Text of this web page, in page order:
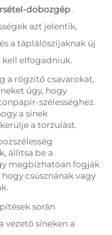
dobozgép .
azt jelentik,
a táplálószíjaknak új
elfogadniuk.
a rögzítő csavarokat,
úgy, hogy
szélességhez.
a sínek
a torzulást.
állítsa be a
megbízhatóan fogják
csúsznának vagy
során
síneken a